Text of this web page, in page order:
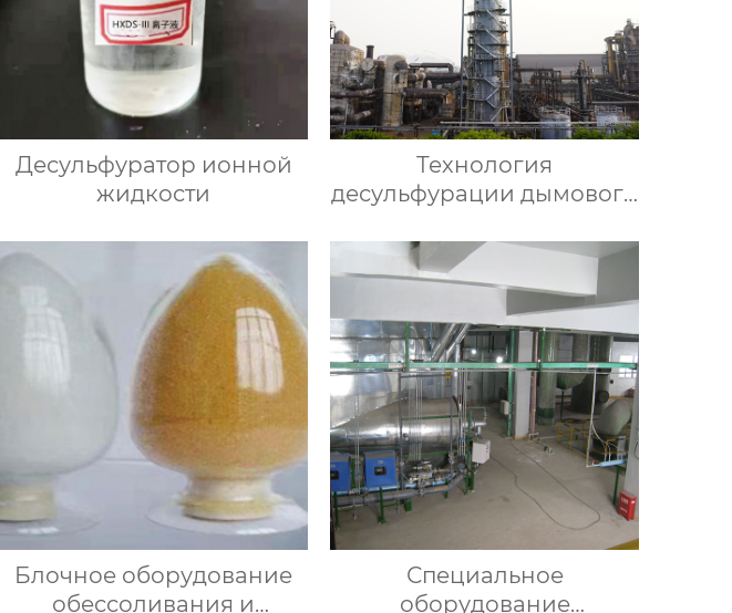
Десульфуратор ионной
жидкости
Технология
десульфурации дымового
Блочное оборудование
обессоливания и
Специальное
оборудование